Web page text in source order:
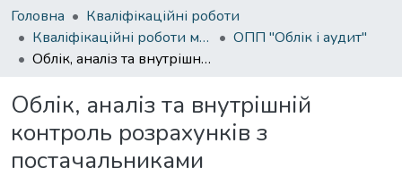
Головна
Кваліфікаційні роботи
Кваліфікаційні роботи магістрів
ОПП "Облік і аудит"
Облік, аналіз та внутрішній контроль розрахунків з постачальниками
Облік, аналіз та внутрішній
контроль розрахунків з
постачальниками